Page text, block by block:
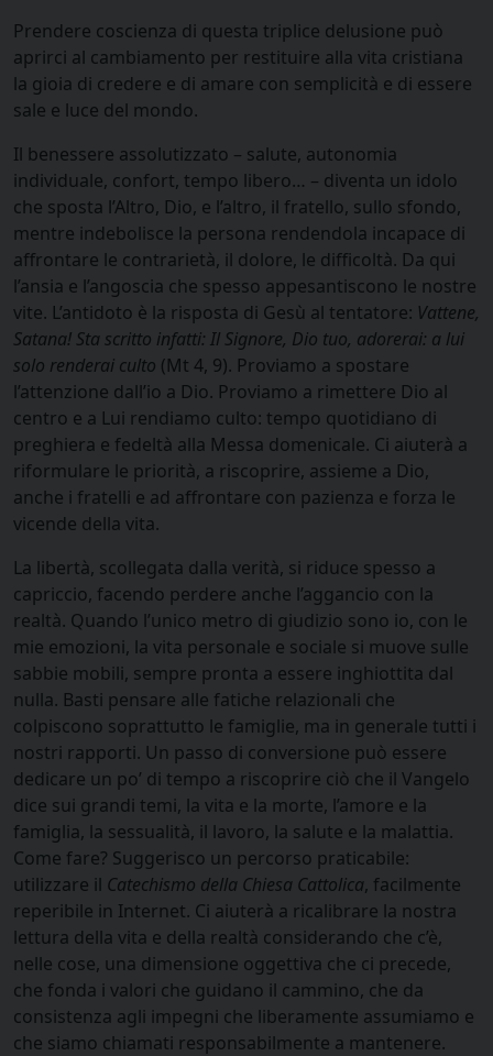
Prendere coscienza di questa triplice delusione può
aprirci al cambiamento per restituire alla vita cristiana
la gioia di credere e di amare con semplicità e di essere
sale e luce del mondo.
Il benessere assolutizzato – salute, autonomia
individuale, confort, tempo libero… – diventa un idolo
che sposta l’Altro, Dio, e l’altro, il fratello, sullo sfondo,
mentre indebolisce la persona rendendola incapace di
affrontare le contrarietà, il dolore, le difficoltà. Da qui
l’ansia e l’angoscia che spesso appesantiscono le nostre
vite. L’antidoto è la risposta di Gesù al tentatore: Vattene,
Satana! Sta scritto infatti: Il Signore, Dio tuo, adorerai: a lui
solo renderai culto (Mt 4, 9). Proviamo a spostare
l’attenzione dall’io a Dio. Proviamo a rimettere Dio al
centro e a Lui rendiamo culto: tempo quotidiano di
preghiera e fedeltà alla Messa domenicale. Ci aiuterà a
riformulare le priorità, a riscoprire, assieme a Dio,
anche i fratelli e ad affrontare con pazienza e forza le
vicende della vita.
La libertà, scollegata dalla verità, si riduce spesso a
capriccio, facendo perdere anche l’aggancio con la
realtà. Quando l’unico metro di giudizio sono io, con le
mie emozioni, la vita personale e sociale si muove sulle
sabbie mobili, sempre pronta a essere inghiottita dal
nulla. Basti pensare alle fatiche relazionali che
colpiscono soprattutto le famiglie, ma in generale tutti i
nostri rapporti. Un passo di conversione può essere
dedicare un po’ di tempo a riscoprire ciò che il Vangelo
dice sui grandi temi, la vita e la morte, l’amore e la
famiglia, la sessualità, il lavoro, la salute e la malattia.
Come fare? Suggerisco un percorso praticabile:
utilizzare il Catechismo della Chiesa Cattolica, facilmente
reperibile in Internet. Ci aiuterà a ricalibrare la nostra
lettura della vita e della realtà considerando che c’è,
nelle cose, una dimensione oggettiva che ci precede,
che fonda i valori che guidano il cammino, che da
consistenza agli impegni che liberamente assumiamo e
che siamo chiamati responsabilmente a mantenere.